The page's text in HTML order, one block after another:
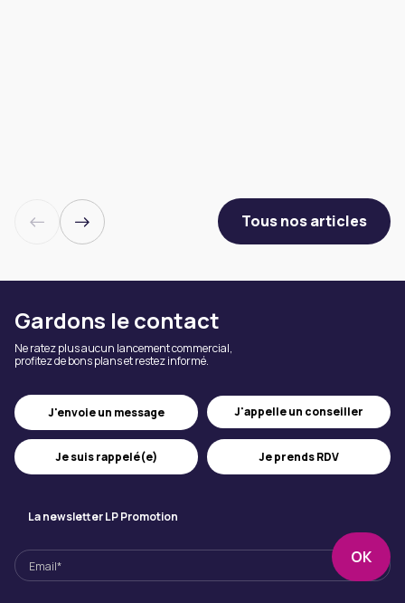
Tous nos articles
Gardons le contact
Ne ratez plus aucun lancement commercial,
profitez de bons plans et restez informé.
J'envoie un message J'appelle un conseiller
Je suis rappelé(e) Je prends RDV
La newsletter LP Promotion